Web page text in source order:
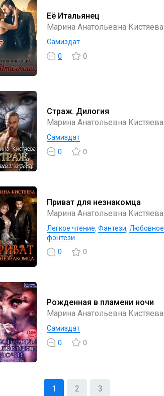
Её Итальянец
Марина Анатольевна Кистяева
Самиздат
0
0
Страж. Дилогия
Марина Анатольевна Кистяева
Самиздат
0
0
Приват для незнакомца
Марина Анатольевна Кистяева
Легкое чтение, Фэнтези, Любовное
фэнтези
0
0
Рожденная в пламени ночи
Марина Анатольевна Кистяева
Самиздат
0
0
1 2 3